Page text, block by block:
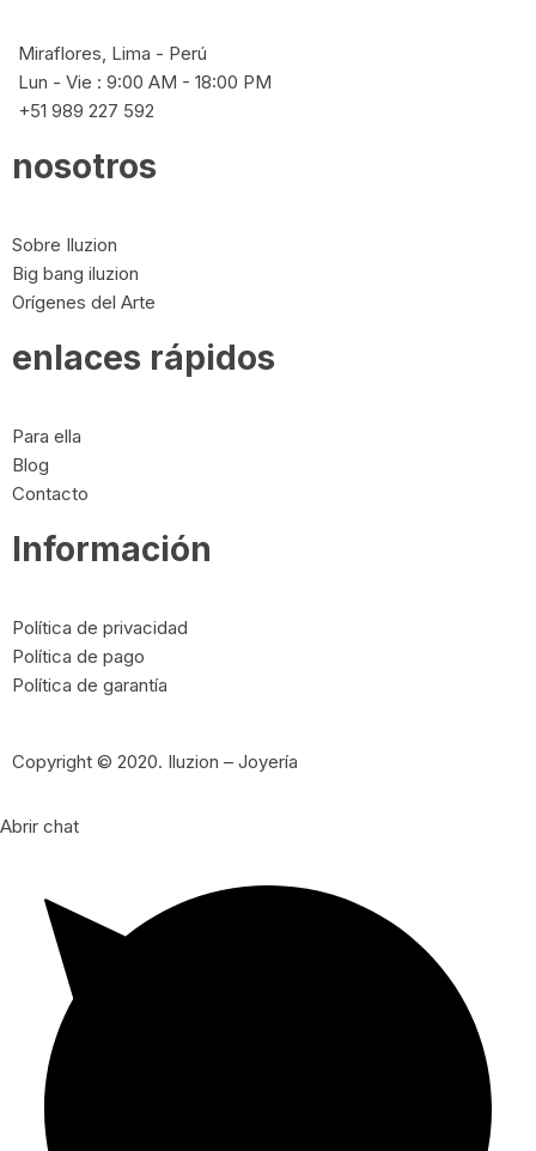
Miraflores, Lima - Perú
Lun - Vie : 9:00 AM - 18:00 PM
+51 989 227 592
nosotros
Sobre Iluzion
Big bang iluzion
Orígenes del Arte
enlaces rápidos
Para ella
Blog
Contacto
Información
Política de privacidad
Política de pago
Política de garantía
Copyright © 2020. Iluzion – Joyería
Abrir chat